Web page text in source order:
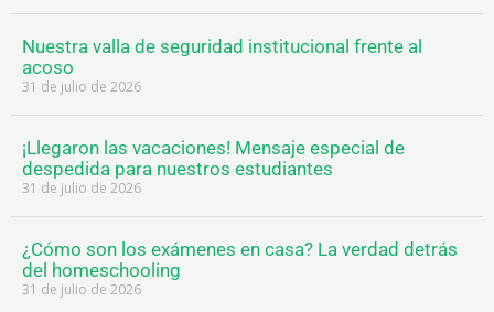
Nuestra valla de seguridad institucional frente al
acoso
31 de julio de 2026
¡Llegaron las vacaciones! Mensaje especial de
despedida para nuestros estudiantes
31 de julio de 2026
¿Cómo son los exámenes en casa? La verdad detrás
del homeschooling
31 de julio de 2026